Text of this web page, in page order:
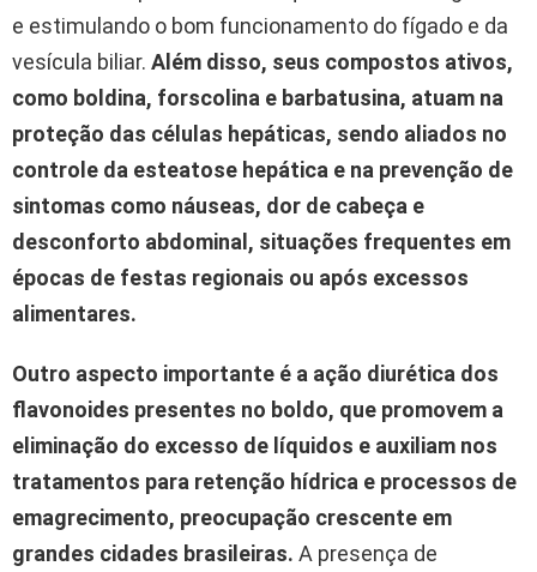
e estimulando o bom funcionamento do fígado e da
vesícula biliar. Além disso, seus compostos ativos,
como boldina, forscolina e barbatusina, atuam na
proteção das células hepáticas, sendo aliados no
controle da esteatose hepática e na prevenção de
sintomas como náuseas, dor de cabeça e
desconforto abdominal, situações frequentes em
épocas de festas regionais ou após excessos
alimentares.
Outro aspecto importante é a ação diurética dos
flavonoides presentes no boldo, que promovem a
eliminação do excesso de líquidos e auxiliam nos
tratamentos para retenção hídrica e processos de
emagrecimento, preocupação crescente em
grandes cidades brasileiras. A presença de